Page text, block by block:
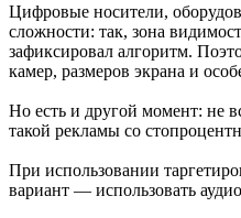
Цифровые носители,
сложности: так, зона
зафиксировал алгоритм.
камер, размеров экрана и
Но есть и другой момент: не
такой рекламы со
При использовании
вариант — использовать